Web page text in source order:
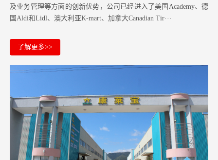
及业务管理等方面的创新优势，公司已经进入了美国Academy、德
国Aldi和Lidl、澳大利亚K-mart、加拿大Canadian Tir···
了解更多>>